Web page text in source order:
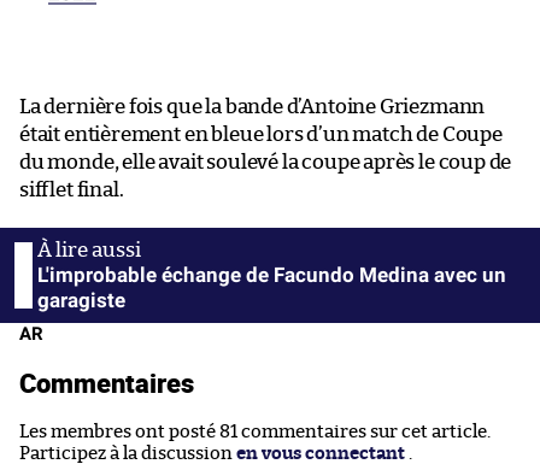
La dernière fois que la bande d’Antoine Griezmann
était entièrement en bleue lors d’un match de Coupe
du monde, elle avait soulevé la coupe après le coup de
sifflet final.
L'improbable échange de Facundo Medina avec un
garagiste
AR
Commentaires
Les membres ont posté 81 commentaires sur cet article.
Participez à la discussion en vous connectant